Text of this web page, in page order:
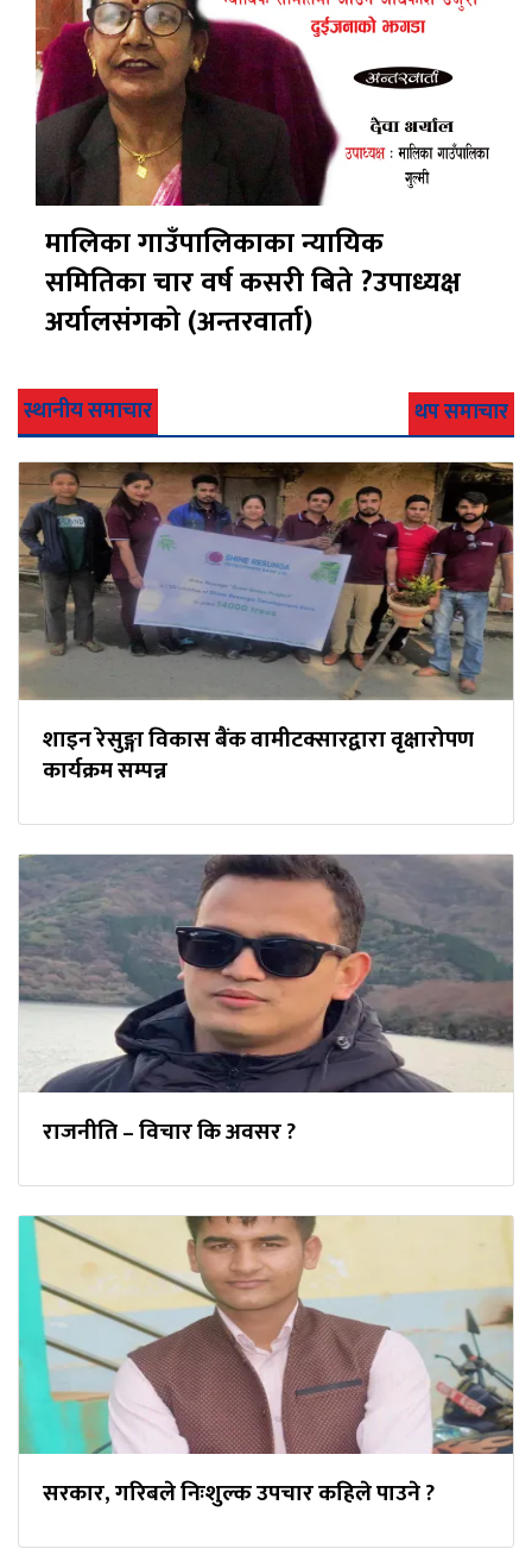
मालिका गाउँपालिकाका न्यायिक
समितिका चार वर्ष कसरी बिते ?उपाध्यक्ष
अर्यालसंंगको (अन्तरवार्ता)
स्थानीय समाचार थप समाचार
शाइन रेसुङ्गा विकास बैंक वामीटक्सारद्वारा वृक्षारोपण
कार्यक्रम सम्पन्न
राजनीति – विचार कि अवसर ?
सरकार, गरिबले निःशुल्क उपचार कहिले पाउने ?